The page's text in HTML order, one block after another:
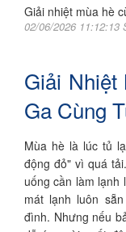
Giải nhiệt mùa hè
02/06/2026 11:12:13
Giải
Ga Cùng
Mùa hè là lúc tủ
động đỏ" vì quá
uống cần làm lạnh
mát lạnh luôn
đình. Nhưng nếu